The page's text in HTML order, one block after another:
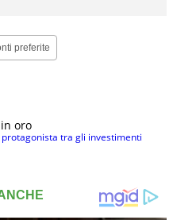
preferite
oro
protagonista tra gli investimenti